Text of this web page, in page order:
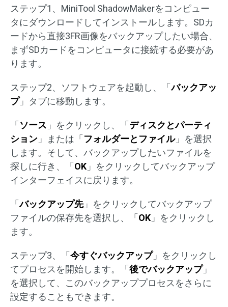
ステップ1、MiniTool ShadowMakerをコンピュー
タにダウンロードしてインストールします。SDカ
ードから直接3FR画像をバックアップしたい場合、
まずSDカードをコンピュータに接続する必要があ
ります。
ステップ2、ソフトウェアを起動し、「バックアッ
プ」タブに移動します。
「ソース 」をクリックし、「ディスクとパーティ
ション 」または「フォルダーとファイル」を選択
します。そして、バックアップしたいファイルを
探しに行き、「OK 」をクリックしてバックアップ
インターフェイスに戻ります。
「バックアップ先」をクリックしてバックアップ
ファイルの保存先を選択し、「OK 」をクリックし
ます。
ステップ3、「今すぐバックアップ」をクリックし
てプロセスを開始します。「後でバックアップ」
を選択して、このバックアッププロセスをさらに
設定することもできます。